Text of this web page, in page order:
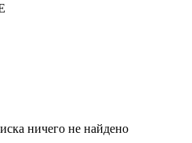
ничего не найдено